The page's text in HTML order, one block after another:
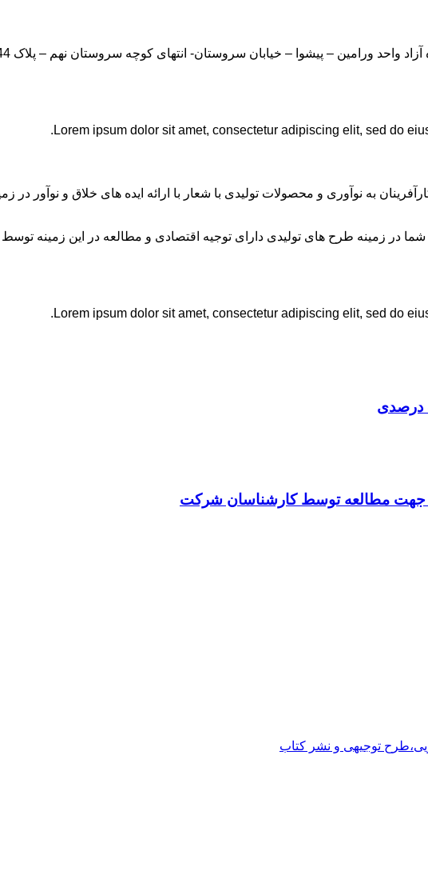
Lorem ipsum dolor sit amet, consectetur adipiscing elit, sed do
به نوآوری و محصولات تولیدی با شعار با ارائه ایده های خلاق و
زمینه طرح های تولیدی دارای توجیه اقتصادی و مطالعه در این زمینه
Lorem ipsum dolor sit amet, consectetur adipiscing elit, sed do
درصدی
جهت مطالعه توسط کارشناسان شرکت
توجیهی و نشر کتاب